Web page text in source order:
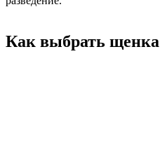
Как выбрать щенка